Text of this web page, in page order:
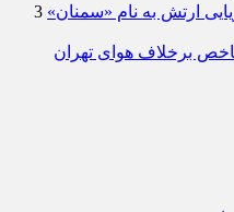
ارتش به نام «سمنان» 3
برخلاف هوای تهران